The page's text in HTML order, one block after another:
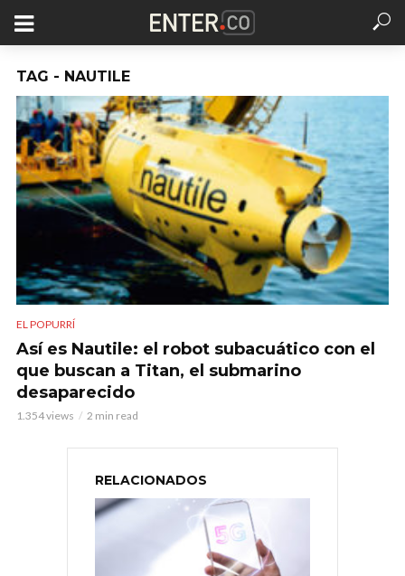
TAG - NAUTILE
EL POPURRÍ
Así es Nautile: el robot subacuático con el
que buscan a Titan, el submarino
desaparecido
1.354 views 2 min read
RELACIONADOS